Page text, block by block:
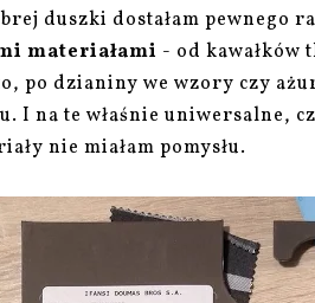
duszki dostałam pewnego
materiałami - od
po dzianiny we wzory czy
I na te właśnie uniwersalne,
nie miałam pomysłu.